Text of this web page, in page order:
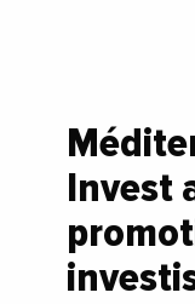
Invest